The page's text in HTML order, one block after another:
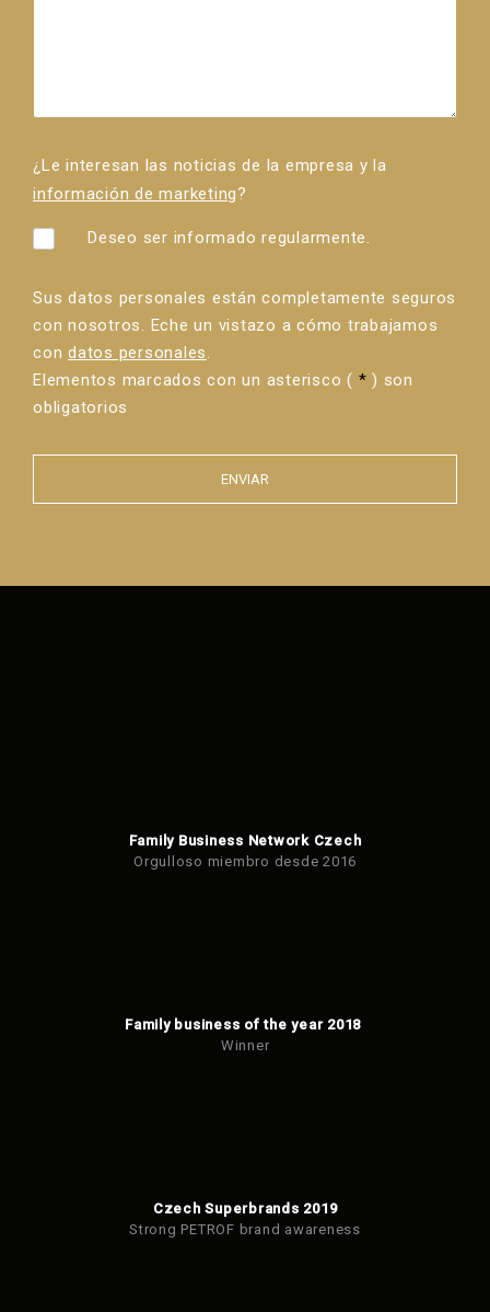
¿Le interesan las noticias de la empresa y la
información de marketing?
Deseo ser informado regularmente.
Sus datos personales están completamente seguros
con nosotros. Eche un vistazo a cómo trabajamos
con datos personales.
Elementos marcados con un asterisco ( * ) son
obligatorios
ENVIAR
Family Business Network Czech
Orgulloso miembro desde 2016
Family business of the year 2018
Winner
Czech Superbrands 2019
Strong PETROF brand awareness